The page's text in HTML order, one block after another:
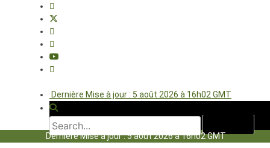
Dernière Mise à jour : 5 août 2026 à 16h02 GMT
Dernière Mise à jour : 5 août 2026 à 16h02 GMT